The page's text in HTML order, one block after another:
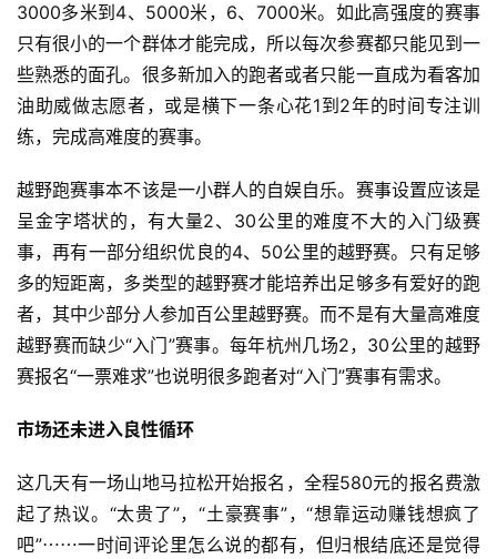
3000多米到4、5000米，6、7000米。如此高强度的赛事
只有很小的一个群体才能完成，所以每次参赛都只能见到一
些熟悉的面孔。很多新加入的跑者或者只能一直成为看客加
油助威做志愿者，或是横下一条心花1到2年的时间专注训
练，完成高难度的赛事。
越野跑赛事本不该是一小群人的自娱自乐。赛事设置应该是
呈金字塔状的，有大量2、30公里的难度不大的入门级赛
事，再有一部分组织优良的4、50公里的越野赛。只有足够
多的短距离，多类型的越野赛才能培养出足够多有爱好的跑
者，其中少部分人参加百公里越野赛。而不是有大量高难度
越野赛而缺少“入门”赛事。每年杭州几场2，30公里的越野
赛报名“一票难求”也说明很多跑者对“入门”赛事有需求。
市场还未进入良性循环
这几天有一场山地马拉松开始报名，全程580元的报名费激
起了热议。“太贵了”，“土豪赛事”，“想靠运动赚钱想疯了
吧”⋯⋯一时间评论里怎么说的都有，但归根结底还是觉得